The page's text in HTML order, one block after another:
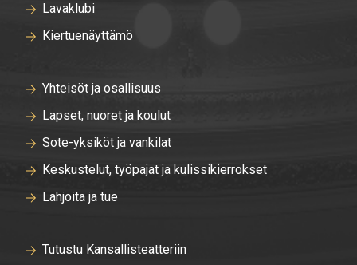
Lavaklubi
Kiertuenäyttämö
Yhteisöt ja osallisuus
Lapset, nuoret ja koulut
Sote-yksiköt ja vankilat
Keskustelut, työpajat ja kulissikierrokset
Lahjoita ja tue
Tutustu Kansallisteatteriin